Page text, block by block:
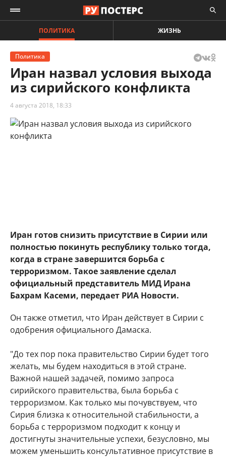
ПОЛИТИКА ЖИЗНЬ
Политика
Иран назвал условия выхода
из сирийского конфликта
4 августа 2018, 18:33
Иран готов снизить присутствие в Сирии или
полностью покинуть республику только тогда,
когда в стране завершится борьба с
терроризмом. Такое заявление сделал
официальный представитель МИД Ирана
Бахрам Касеми, передает РИА Новости.
Он также отметил, что Иран действует в Сирии с
одобрения официального Дамаска.
"До тех пор пока правительство Сирии будет того
желать, мы будем находиться в этой стране.
Важной нашей задачей, помимо запроса
сирийского правительства, была борьба с
терроризмом. Как только мы почувствуем, что
Сирия близка к относительной стабильности, а
борьба с терроризмом подходит к концу и
достигнуты значительные успехи, безусловно, мы
можем уменьшить консультативное присутствие в